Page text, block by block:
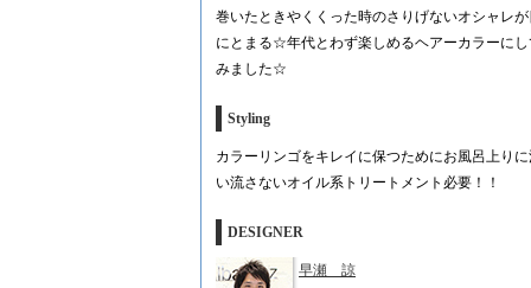
巻いたときやくくった時のさりげないオシャレ
にとまる☆年代とわず楽しめるヘアーカラーにし
みました☆
Styling
カラーリンゴをキレイに保つためにお風呂上り
い流さないオイル系トリートメント必要！！
DESIGNER
早瀬 諒